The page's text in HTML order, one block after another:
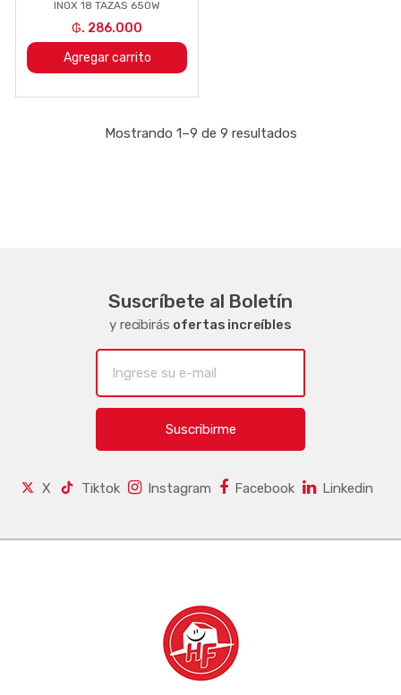
INOX 18 TAZAS 650W
₲. 286.000
Agregar carrito
Mostrando 1–9 de 9 resultados
Suscríbete al Boletín
y recibirás ofertas increíbles
Suscribirme
X Tiktok Instagram Facebook Linkedin